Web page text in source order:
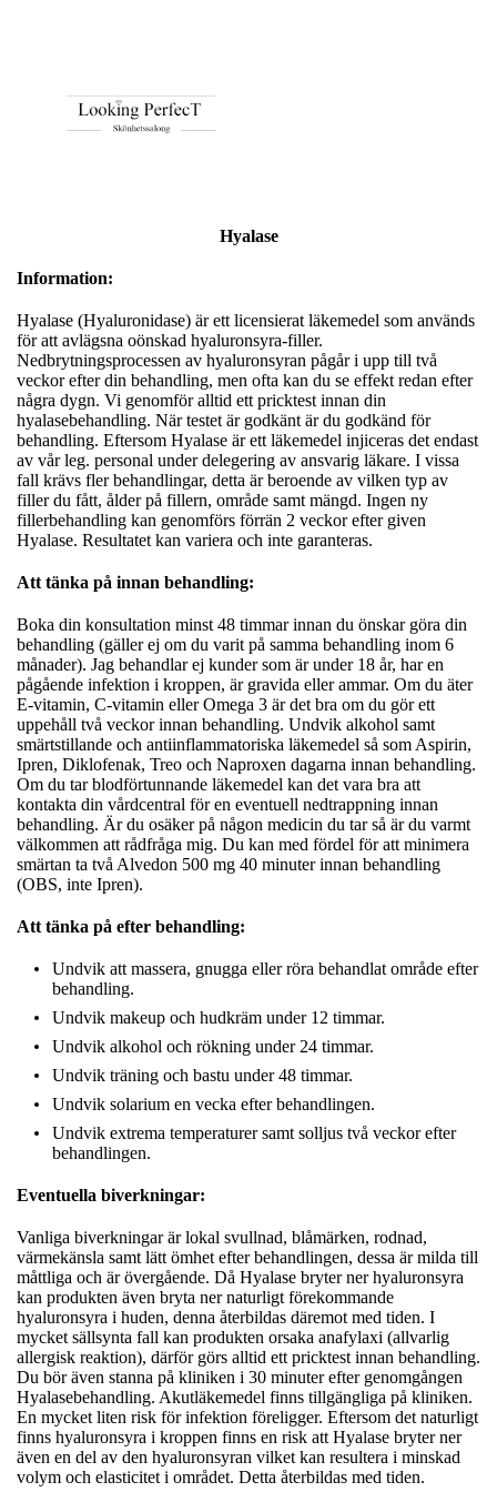
Hyalase
Information:
Hyalase (Hyaluronidase) är ett licensierat läkemedel som används
för att avlägsna oönskad hyaluronsyra-filler.
Nedbrytningsprocessen av hyaluronsyran pågår i upp till två
veckor efter din behandling, men ofta kan du se effekt redan efter
några dygn. Vi genomför alltid ett pricktest innan din
hyalasebehandling. När testet är godkänt är du godkänd för
behandling. Eftersom Hyalase är ett läkemedel injiceras det endast
av vår leg. personal under delegering av ansvarig läkare. I vissa
fall krävs fler behandlingar, detta är beroende av vilken typ av
filler du fått, ålder på fillern, område samt mängd. Ingen ny
fillerbehandling kan genomförs förrän 2 veckor efter given
Hyalase. Resultatet kan variera och inte garanteras.
Att tänka på innan behandling:
Boka din konsultation minst 48 timmar innan du önskar göra din
behandling (gäller ej om du varit på samma behandling inom 6
månader). Jag behandlar ej kunder som är under 18 år, har en
pågående infektion i kroppen, är gravida eller ammar. Om du äter
E-vitamin, C-vitamin eller Omega 3 är det bra om du gör ett
uppehåll två veckor innan behandling. Undvik alkohol samt
smärtstillande och antiinflammatoriska läkemedel så som Aspirin,
Ipren, Diklofenak, Treo och Naproxen dagarna innan behandling.
Om du tar blodförtunnande läkemedel kan det vara bra att
kontakta din vårdcentral för en eventuell nedtrappning innan
behandling. Är du osäker på någon medicin du tar så är du varmt
välkommen att rådfråga mig. Du kan med fördel för att minimera
smärtan ta två Alvedon 500 mg 40 minuter innan behandling
(OBS, inte Ipren).
Att tänka på efter behandling:
Undvik att massera, gnugga eller röra behandlat område efter
behandling.
Undvik makeup och hudkräm under 12 timmar.
Undvik alkohol och rökning under 24 timmar.
Undvik träning och bastu under 48 timmar.
Undvik solarium en vecka efter behandlingen.
Undvik extrema temperaturer samt solljus två veckor efter
behandlingen.
Eventuella biverkningar:
Vanliga biverkningar är lokal svullnad, blåmärken, rodnad,
värmekänsla samt lätt ömhet efter behandlingen, dessa är milda till
måttliga och är övergående. Då Hyalase bryter ner hyaluronsyra
kan produkten även bryta ner naturligt förekommande
hyaluronsyra i huden, denna återbildas däremot med tiden. I
mycket sällsynta fall kan produkten orsaka anafylaxi (allvarlig
allergisk reaktion), därför görs alltid ett pricktest innan behandling.
Du bör även stanna på kliniken i 30 minuter efter genomgången
Hyalasebehandling. Akutläkemedel finns tillgängliga på kliniken.
En mycket liten risk för infektion föreligger. Eftersom det naturligt
finns hyaluronsyra i kroppen finns en risk att Hyalase bryter ner
även en del av den hyaluronsyran vilket kan resultera i minskad
volym och elasticitet i området. Detta återbildas med tiden.